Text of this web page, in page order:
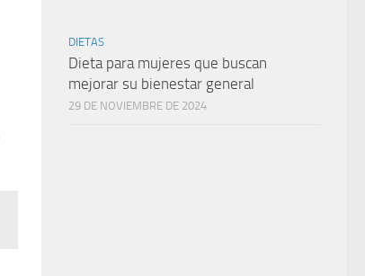
DIETAS
Dieta para mujeres que buscan
mejorar su bienestar general
29 DE NOVIEMBRE DE 2024